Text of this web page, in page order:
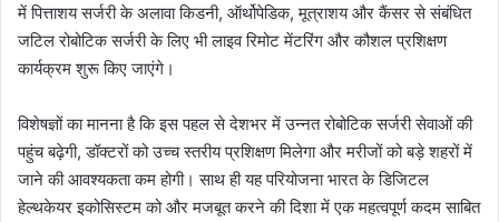
में पित्ताशय सर्जरी के अलावा किडनी, ऑर्थोपेडिक, मूत्राशय और कैंसर से संबंधित
जटिल रोबोटिक सर्जरी के लिए भी लाइव रिमोट मेंटरिंग और कौशल प्रशिक्षण
कार्यक्रम शुरू किए जाएंगे।
विशेषज्ञों का मानना है कि इस पहल से देशभर में उन्नत रोबोटिक सर्जरी सेवाओं की
पहुंच बढ़ेगी, डॉक्टरों को उच्च स्तरीय प्रशिक्षण मिलेगा और मरीजों को बड़े शहरों में
जाने की आवश्यकता कम होगी। साथ ही यह परियोजना भारत के डिजिटल
हेल्थकेयर इकोसिस्टम को और मजबूत करने की दिशा में एक महत्वपूर्ण कदम साबित